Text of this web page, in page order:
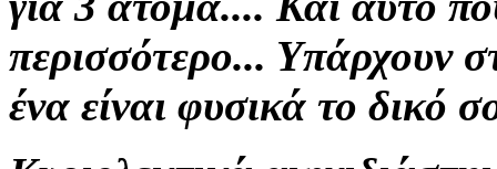
περισσότερο... Υπάρχουν
ένα είναι φυσικά το δικό